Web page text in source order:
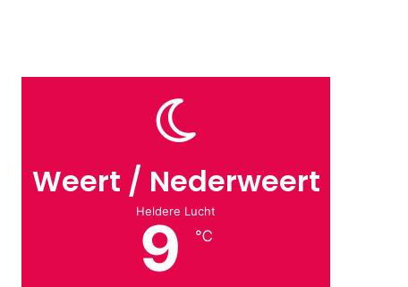
Weert / Nederweert
Heldere Lucht
9 ℃